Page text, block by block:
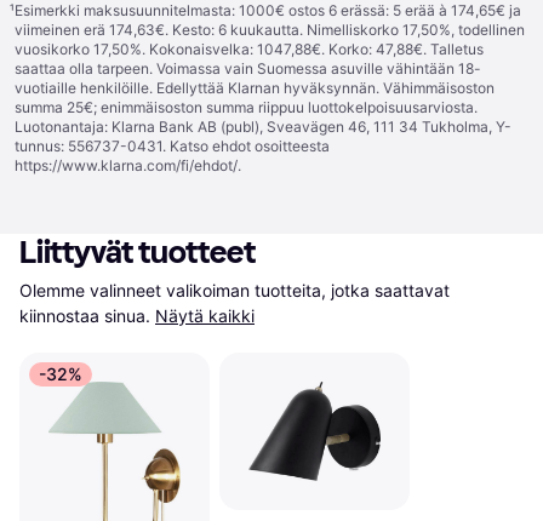
¹Esimerkki maksusuunnitelmasta: 1000€ ostos 6 erässä: 5 erää à 174,65€ ja
viimeinen erä 174,63€. Kesto: 6 kuukautta. Nimelliskorko 17,50%, todellinen
vuosikorko 17,50%. Kokonaisvelka: 1047,88€. Korko: 47,88€. Talletus
saattaa olla tarpeen. Voimassa vain Suomessa asuville vähintään 18-
vuotiaille henkilöille. Edellyttää Klarnan hyväksynnän. Vähimmäisoston
summa 25€; enimmäisoston summa riippuu luottokelpoisuusarviosta.
Luotonantaja: Klarna Bank AB (publ), Sveavägen 46, 111 34 Tukholma, Y-
tunnus: 556737-0431. Katso ehdot osoitteesta
https://www.klarna.com/fi/ehdot/.
Liittyvät tuotteet
Olemme valinneet valikoiman tuotteita, jotka saattavat
kiinnostaa sinua. Näytä kaikki
-32%